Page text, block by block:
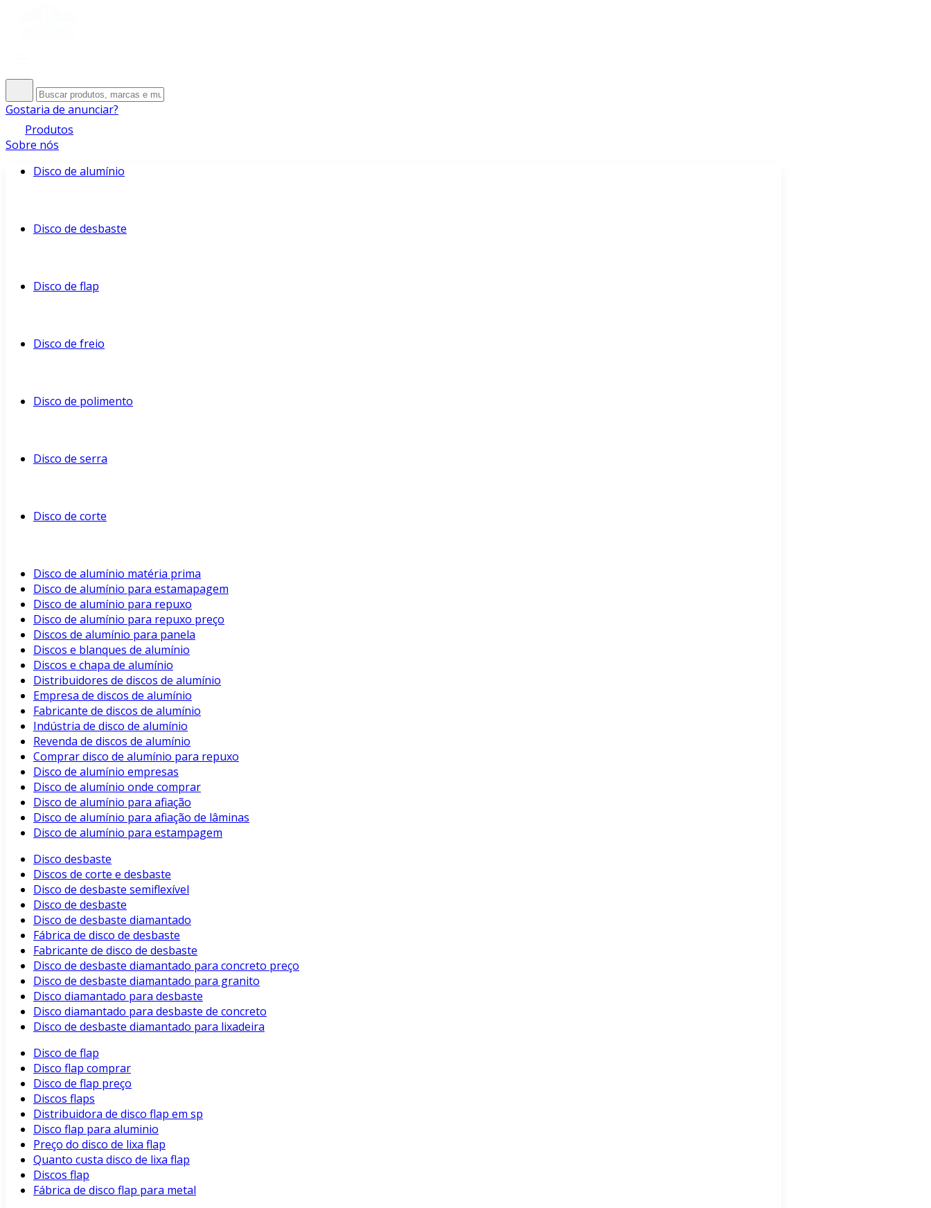
Gostaria de anunciar?
Produtos
Sobre nós
Disco de alumínio
Disco de desbaste
Disco de flap
Disco de freio
Disco de polimento
Disco de serra
Disco de corte
Disco de alumínio matéria prima
Disco de alumínio para estamapagem
Disco de alumínio para repuxo
Disco de alumínio para repuxo preço
Discos de alumínio para panela
Discos e blanques de alumínio
Discos e chapa de alumínio
Distribuidores de discos de alumínio
Empresa de discos de alumínio
Fabricante de discos de alumínio
Indústria de disco de alumínio
Revenda de discos de alumínio
Comprar disco de alumínio para repuxo
Disco de alumínio empresas
Disco de alumínio onde comprar
Disco de alumínio para afiação
Disco de alumínio para afiação de lâminas
Disco de alumínio para estampagem
Disco desbaste
Discos de corte e desbaste
Disco de desbaste semiflexível
Disco de desbaste
Disco de desbaste diamantado
Fábrica de disco de desbaste
Fabricante de disco de desbaste
Disco de desbaste diamantado para concreto preço
Disco de desbaste diamantado para granito
Disco diamantado para desbaste
Disco diamantado para desbaste de concreto
Disco de desbaste diamantado para lixadeira
Disco de flap
Disco flap comprar
Disco de flap preço
Discos flaps
Distribuidora de disco flap em sp
Disco flap para aluminio
Preço do disco de lixa flap
Quanto custa disco de lixa flap
Discos flap
Fábrica de disco flap para metal